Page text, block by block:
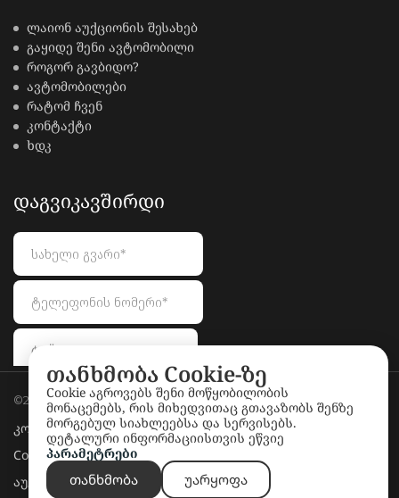
ლაიონ აუქციონის შესახებ
გაყიდე შენი ავტომობილი
როგორ გავბიდო?
ავტომობილები
რატომ ჩვენ
კონტაქტი
ხდკ
ᲓᲐᲒᲕᲘᲙᲐᲕᲨᲘᲠᲓᲘ
©2026LionAuctions.ge. All rights reserved.
კონფიდენციალურობის პოლიტიკა
Cookie პოლიტიკა
აუქციონის წესები და პირობები
თანხმობა Cookie-ზე
Cookie აგროვებს შენი მოწყობილობის
მონაცემებს, რის მიხედვითაც გთავაზობს შენზე
მორგებულ სიახლეებსა და სერვისებს.
დეტალური ინფორმაციისთვის ეწვიე
პარამეტრები
თანხმობა უარყოფა